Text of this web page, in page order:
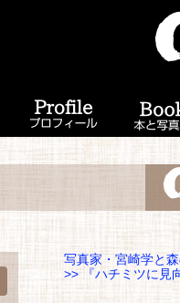
写真家・宮崎学と
>> 『ハチミツに見